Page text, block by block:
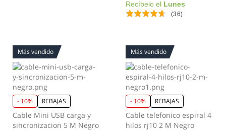
Recíbelo el Lunes
(36)
Más vendido
- 10% REBAJAS
Cable Mini USB carga y
sincronizacion 5 M Negro
Más vendido
- 10% REBAJAS
Cable telefonico espiral 4
hilos rj10 2 M Negro